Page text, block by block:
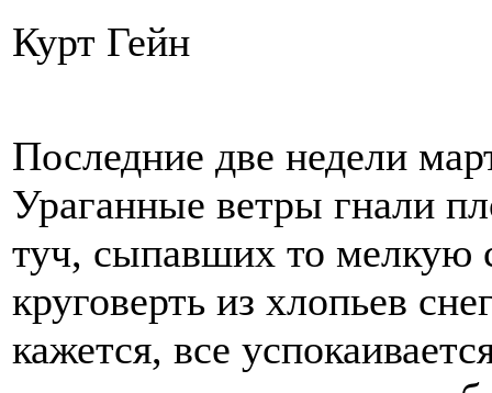
Курт Гейн
Последние две недели
Ураганные ветры гнали
туч, сыпавших то мелкую
круговерть из хлопьев
кажется, все